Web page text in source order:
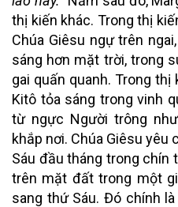
thị kiến khác. Trong thị
Chúa Giêsu ngự trên
sáng hơn mặt trời, trong
gai quấn quanh. Trong
Kitô tỏa sáng trong vinh
từ ngực Người trông
khắp nơi. Chúa Giêsu
Sáu đầu tháng trong chín
trên mặt đất trong một
sang thứ Sáu. Đó chính